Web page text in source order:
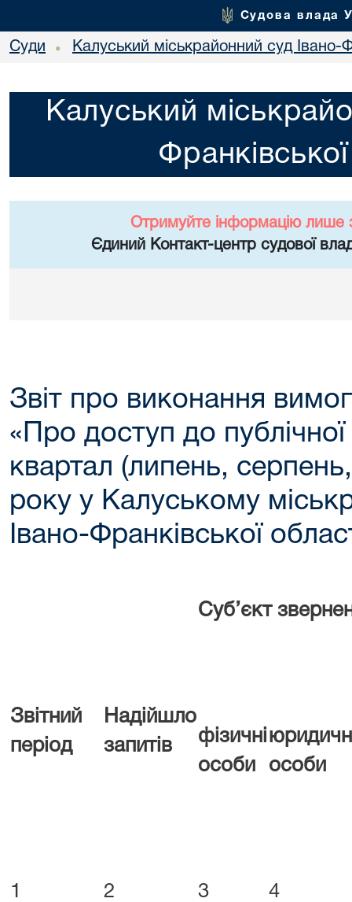
Судова влада
Суди • Калуський міськрайонний суд Івано-
Калуський
Отримуйте інформацію лише
Єдиний Контакт-центр судової
Звіт про виконання
«Про доступ до публічної
квартал (липень,
року у Калуському
Івано-Франківської
Звітний
період
Надійшло
запитів
Суб’єкт
фізичні
особи
особи
1 2 3 4